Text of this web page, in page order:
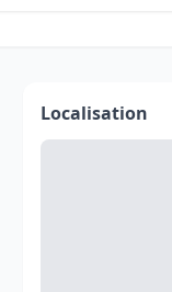
Localisation